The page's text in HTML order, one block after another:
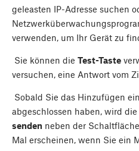
geleasten IP-Adresse suchen
verwenden, um Ihr Gerät zu
Sie können die Test-Taste
versuchen, eine Antwort vom
Sobald Sie das Hinzufügen
abgeschlossen haben, wird
senden neben der Schaltfläche
Mal erscheinen, wenn Sie ein